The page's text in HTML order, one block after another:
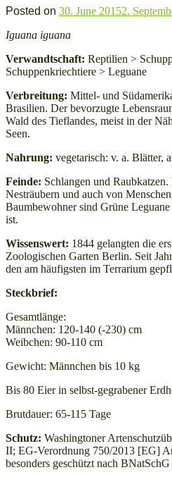
Posted on 30. June 20152.
Iguana iguana
Verwandtschaft: Reptilien >
Schuppenkriechtiere > Leguane
Verbreitung: Mittel- und
Brasilien. Der bevorzugte
Wald des Tieflandes, meist in der
Seen.
Nahrung: vegetarisch: v. a. Blätter,
Feinde: Schlangen und
Nesträubern und auch von
Baumbewohner sind Grüne
ist.
Wissenswert: 1844 gelangten die
Zoologischen Garten Berlin. Seit
den am häufigsten im Terrarium
Steckbrief:
Gesamtlänge:
Männchen: 120-140 (-230) cm
Weibchen: 90-110 cm
Gewicht: Männchen bis 10 kg
Bis 80 Eier in selbst-gegrabener
Brutdauer: 65-115 Tage
Schutz: Washingtoner
II; EG-Verordnung 750/2013 [EG]
besonders geschützt nach